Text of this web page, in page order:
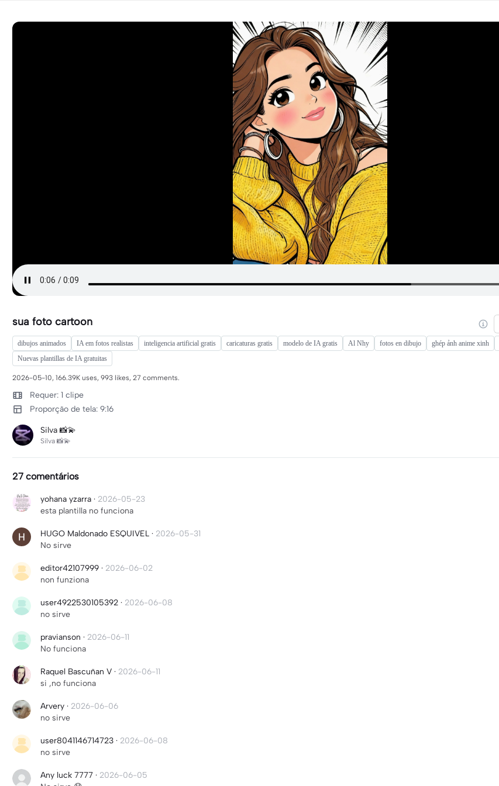
sua foto cartoon
dibujos animados IA em fotos realistas inteligencia artificial gratis caricaturas gratis modelo de IA gratis Al Nhy fotos en dibujo ghép ảnh anime xinh
Nuevas plantillas de IA gratuitas
2026-05-10, 166.39K uses, 993 likes, 27 comments.
Requer: 1 clipe
Proporção de tela: 9:16
Silva 📸💫
Silva 📸💫
27 comentários
yohana yzarra · 2026-05-23
esta plantilla no funciona
HUGO Maldonado ESQUIVEL · 2026-05-31
No sirve
editor42107999 · 2026-06-02
non funziona
user4922530105392 · 2026-06-08
no sirve
pravianson · 2026-06-11
No funciona
Raquel Bascuñan V · 2026-06-11
si ,no funciona
Arvery · 2026-06-06
no sirve
user8041146714723 · 2026-06-08
no sirve
Any luck 7777 · 2026-06-05